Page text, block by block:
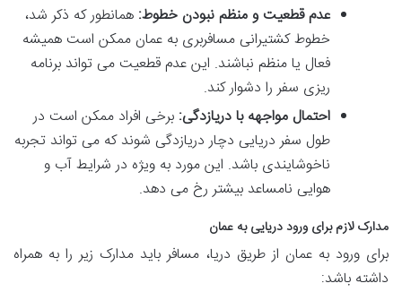
عدم قطعیت و منظم نبودن خطوط: همانطور که ذکر شد،
خطوط کشتیرانی مسافربری به عمان ممکن است همیشه
فعال یا منظم نباشند. این عدم قطعیت می تواند برنامه
ریزی سفر را دشوار کند.
احتمال مواجهه با دریازدگی: برخی افراد ممکن است در
طول سفر دریایی دچار دریازدگی شوند که می تواند تجربه
ناخوشایندی باشد. این مورد به ویژه در شرایط آب و
هوایی نامساعد بیشتر رخ می دهد.
مدارک لازم برای ورود دریایی به عمان
برای ورود به عمان از طریق دریا، مسافر باید مدارک زیر را به همراه
داشته باشد: